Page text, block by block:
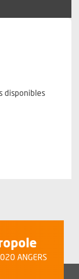
disponibles
ANGERS